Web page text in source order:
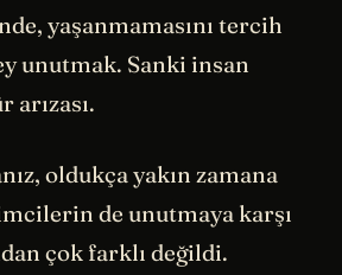
yaşanmamasını tercih
unutmak. Sanki insan
oldukça yakın zamana
de unutmaya karşı
çok farklı değildi.